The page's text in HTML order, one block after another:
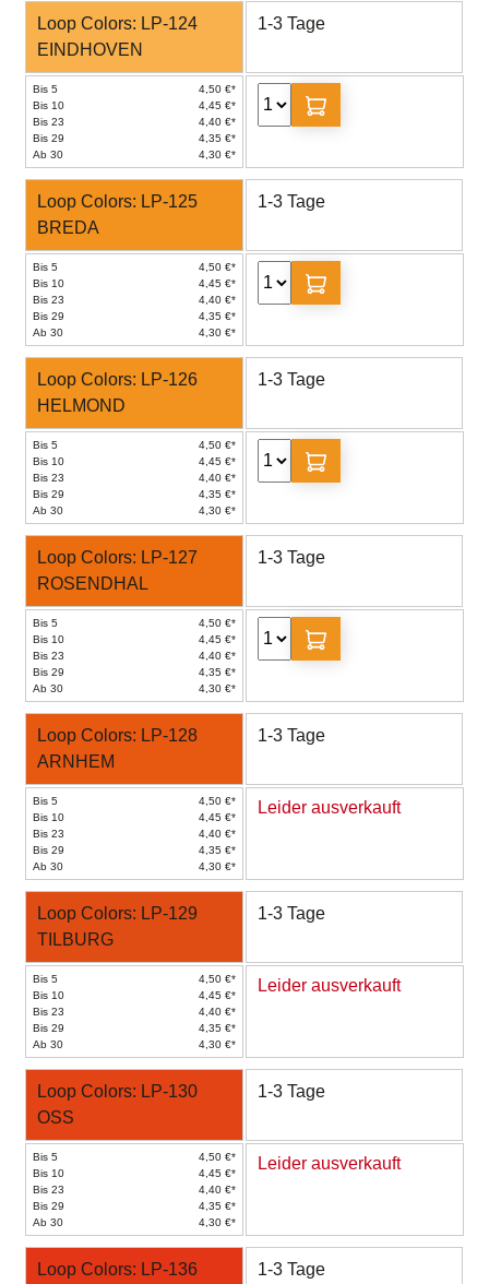
Loop Colors: LP-124
EINDHOVEN
1-3 Tage
Bis 5
4,50 €*
Bis 10
4,45 €*
Bis 23
4,40 €*
Bis 29
4,35 €*
Ab 30
4,30 €*
Loop Colors: LP-125
BREDA
1-3 Tage
Bis 5
4,50 €*
Bis 10
4,45 €*
Bis 23
4,40 €*
Bis 29
4,35 €*
Ab 30
4,30 €*
Loop Colors: LP-126
HELMOND
1-3 Tage
Bis 5
4,50 €*
Bis 10
4,45 €*
Bis 23
4,40 €*
Bis 29
4,35 €*
Ab 30
4,30 €*
Loop Colors: LP-127
ROSENDHAL
1-3 Tage
Bis 5
4,50 €*
Bis 10
4,45 €*
Bis 23
4,40 €*
Bis 29
4,35 €*
Ab 30
4,30 €*
Loop Colors: LP-128
ARNHEM
1-3 Tage
Bis 5
4,50 €*
Bis 10
4,45 €*
Bis 23
4,40 €*
Bis 29
4,35 €*
Ab 30
4,30 €*
Leider ausverkauft
Loop Colors: LP-129
TILBURG
1-3 Tage
Bis 5
4,50 €*
Bis 10
4,45 €*
Bis 23
4,40 €*
Bis 29
4,35 €*
Ab 30
4,30 €*
Leider ausverkauft
Loop Colors: LP-130
OSS
1-3 Tage
Bis 5
4,50 €*
Bis 10
4,45 €*
Bis 23
4,40 €*
Bis 29
4,35 €*
Ab 30
4,30 €*
Leider ausverkauft
Loop Colors: LP-136
1-3 Tage